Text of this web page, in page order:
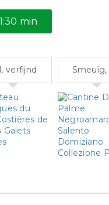
min
verfijnd Smeuïg,